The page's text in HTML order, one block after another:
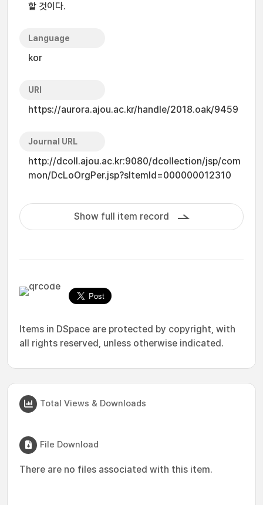
할 것이다.
Language
kor
URI
https://aurora.ajou.ac.kr/handle/2018.oak/9459
Journal URL
http://dcoll.ajou.ac.kr:9080/dcollection/jsp/com
mon/DcLoOrgPer.jsp?sItemId=000000012310
Show full item record
Items in DSpace are protected by copyright, with
all rights reserved, unless otherwise indicated.
Total Views & Downloads
File Download
There are no files associated with this item.